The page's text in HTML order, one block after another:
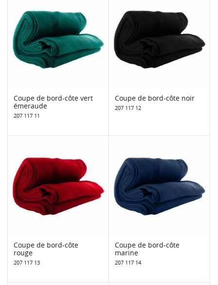
Coupe de bord-côte vert
émeraude
207 117 11
Coupe de bord-côte noir
207 117 12
Coupe de bord-côte
rouge
207 117 13
Coupe de bord-côte
marine
207 117 14